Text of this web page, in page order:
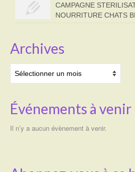
CAMPAGNE
NOURRITURE CHATS
Archives
Événements à venir
Il n’y a aucun évènement à venir.